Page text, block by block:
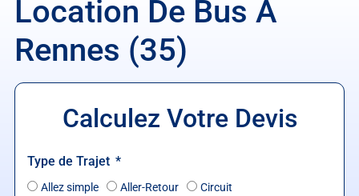
Location De Bus À
Rennes (35)
Calculez Votre Devis
Type de Trajet
Allez simple Aller-Retour Circuit